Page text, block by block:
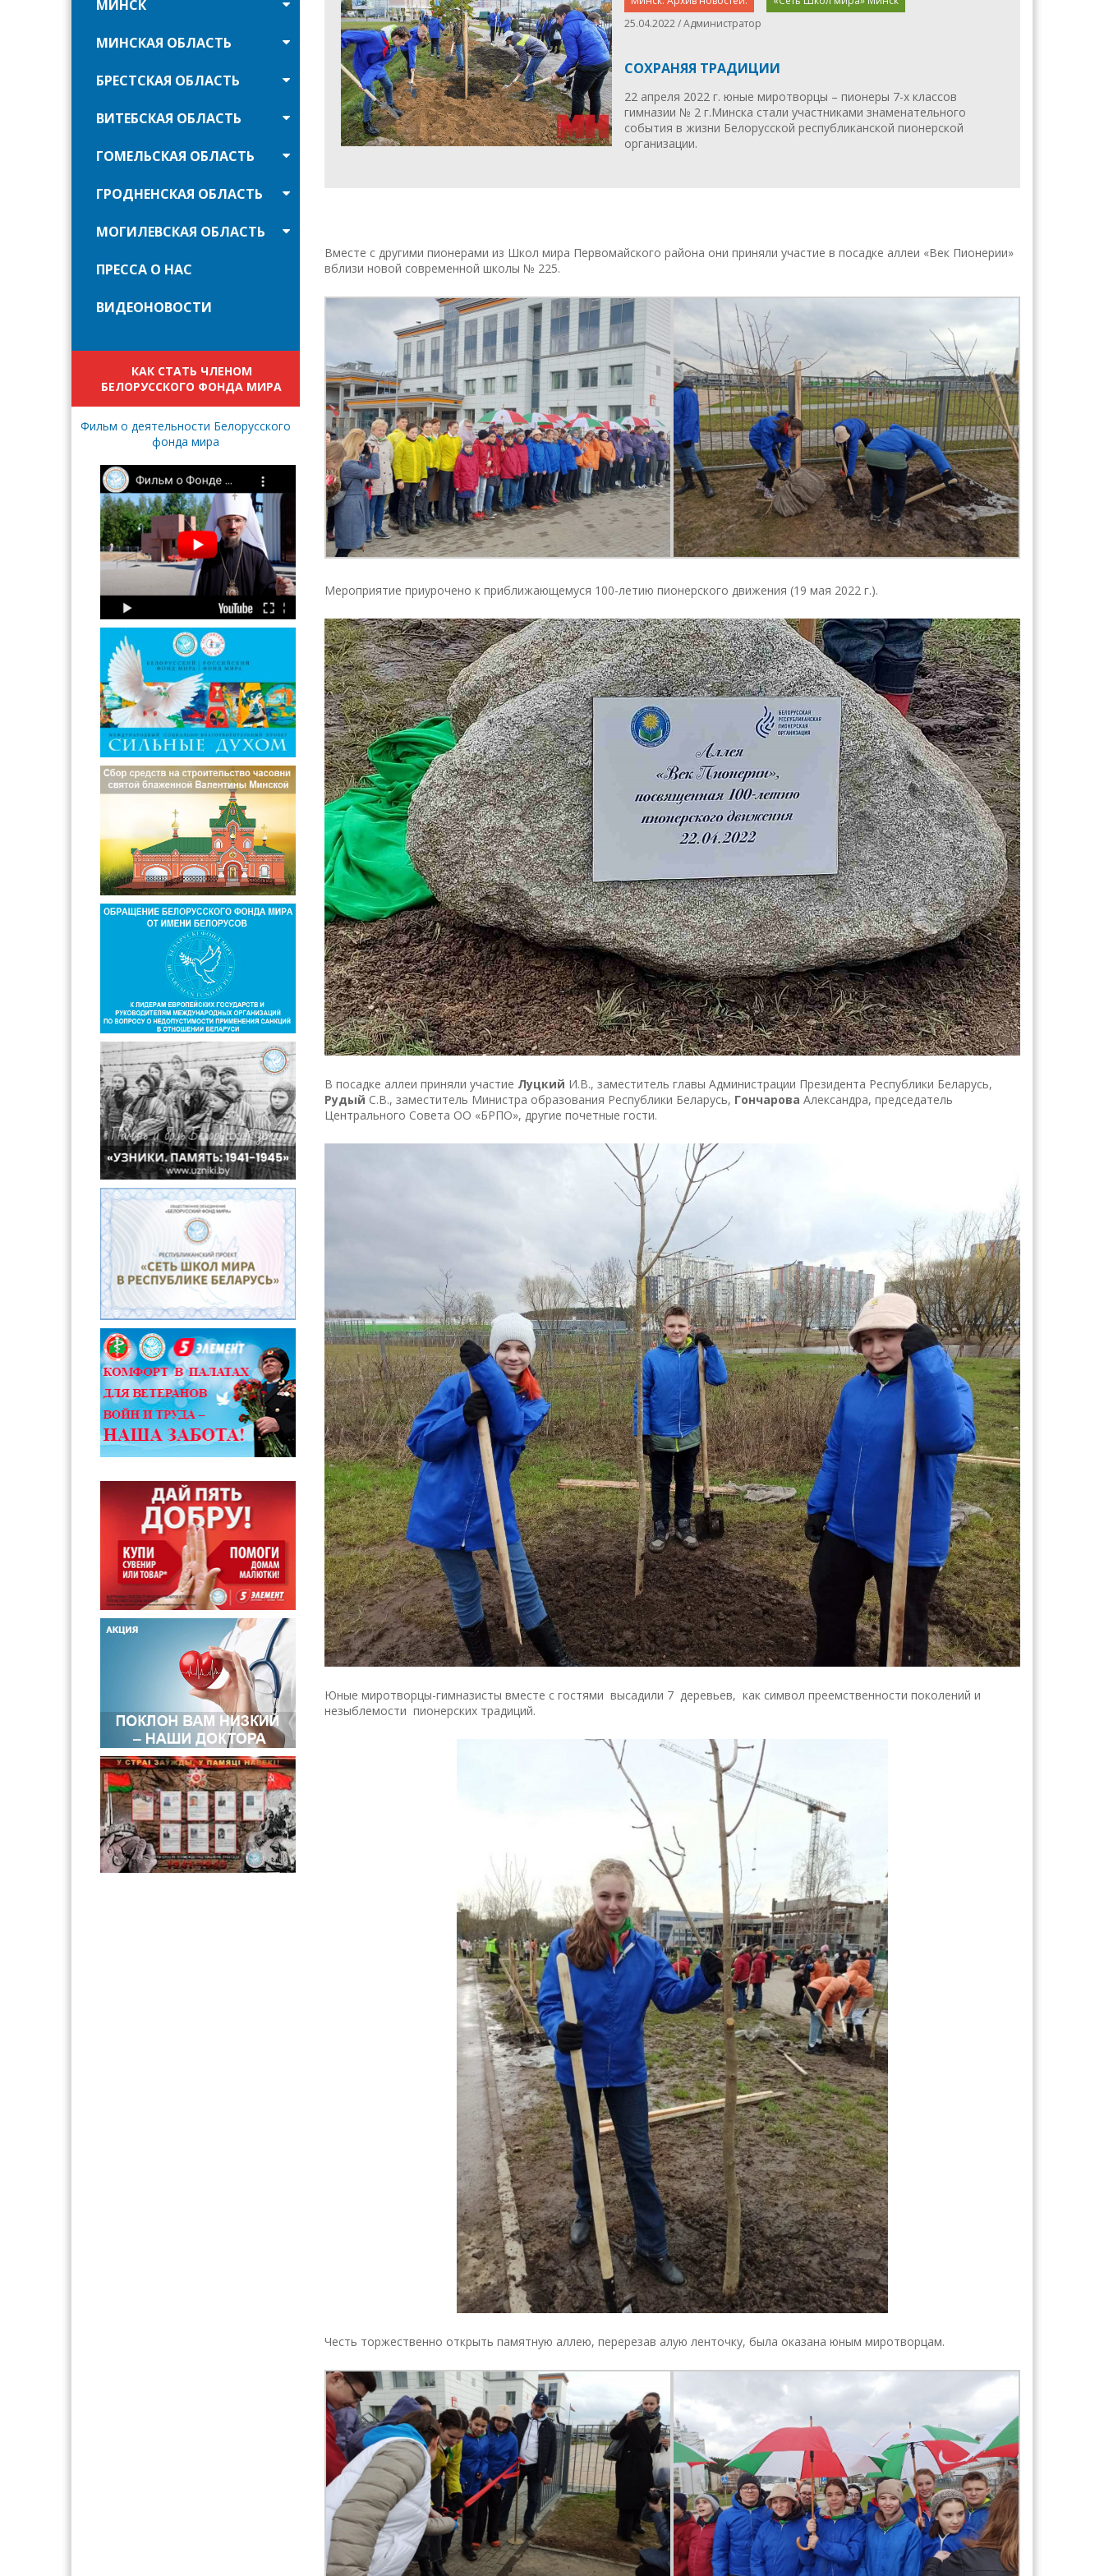
МИНСК
МИНСКАЯ ОБЛАСТЬ
БРЕСТСКАЯ ОБЛАСТЬ
ВИТЕБСКАЯ ОБЛАСТЬ
ГОМЕЛЬСКАЯ ОБЛАСТЬ
ГРОДНЕНСКАЯ ОБЛАСТЬ
МОГИЛЕВСКАЯ ОБЛАСТЬ
ПРЕССА О НАС
ВИДЕОНОВОСТИ
КАК СТАТЬ ЧЛЕНОМ
БЕЛОРУССКОГО ФОНДА МИРА
Фильм о деятельности Белорусского
фонда мира
25.04.2022 / Администратор
СОХРАНЯЯ ТРАДИЦИИ
22 апреля 2022 г. юные миротворцы – пионеры 7-х классов
гимназии № 2 г.Минска стали участниками знаменательного
события в жизни Белорусской республиканской пионерской
организации.
Вместе с другими пионерами из Школ мира Первомайского района они приняли участие в посадке аллеи «Век Пионерии»
вблизи новой современной школы № 225.
Мероприятие приурочено к приближающемуся 100-летию пионерского движения (19 мая 2022 г.).
В посадке аллеи приняли участие Луцкий И.В., заместитель главы Администрации Президента Республики Беларусь,
Рудый С.В., заместитель Министра образования Республики Беларусь, Гончарова Александра, председатель
Центрального Совета ОО «БРПО», другие почетные гости.
Юные миротворцы-гимназисты вместе с гостями высадили 7 деревьев, как символ преемственности поколений и
незыблемости пионерских традиций.
Честь торжественно открыть памятную аллею, перерезав алую ленточку, была оказана юным миротворцам.